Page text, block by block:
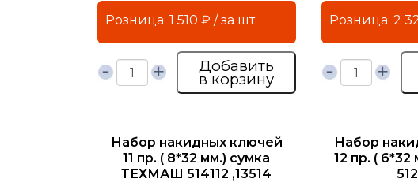
Розница: 1 510 ₽ / за шт.
Добавить
в корзину
Набор накидных ключей
11 пр. ( 8*32 мм.) сумка
ТЕХМАШ 514112 ,13514
Набор
12 пр. (